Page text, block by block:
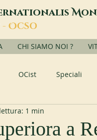
M
OCSO
CHI SIAMO NOI ?
OCist Speciali
a
1 min